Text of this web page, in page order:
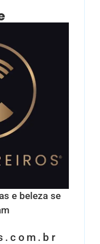
e beleza se